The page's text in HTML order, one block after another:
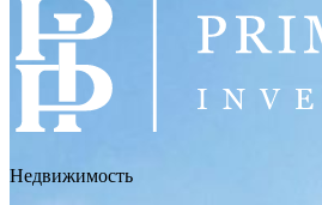
Недвижимость